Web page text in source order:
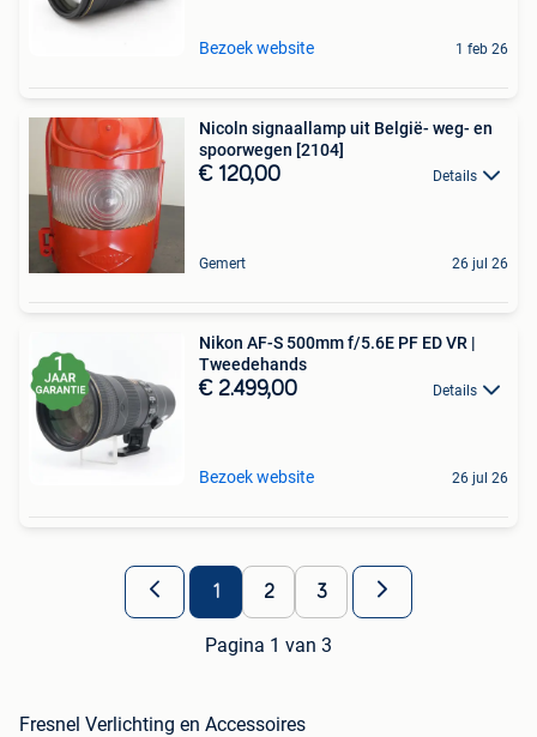
Bezoek website 1 feb 26
Nicoln signaallamp uit België- weg- en
spoorwegen [2104]
€ 120,00 Details
Gemert 26 jul 26
Nikon AF-S 500mm f/5.6E PF ED VR |
Tweedehands
€ 2.499,00 Details
Bezoek website 26 jul 26
1 2 3
Pagina 1 van 3
Fresnel Verlichting en Accessoires